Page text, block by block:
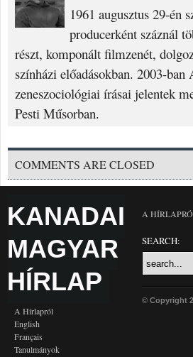
1961 augusztus 29-én
producerként száznál
részt, komponált filmzenét,
színházi előadásokban. 2003-
zeneszociológiai írásai jelentek
Pesti Műsorban.
COMMENTS ARE CLOSED
KANADAI
MAGYAR
HÍRLAP
A Hírlapról
English
Français
Tanulmányok
A
SEARCH:
© Copyright